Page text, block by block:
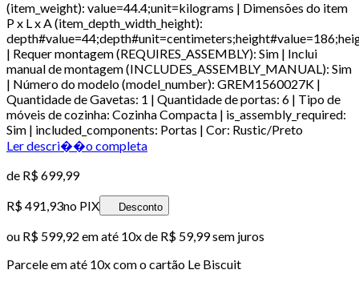
(item_weight): value=44.4;unit=kilograms | Dimensões do item
P x L x A (item_depth_width_height):
| Requer montagem (REQUIRES_ASSEMBLY): Sim | Inclui
manual de montagem (INCLUDES_ASSEMBLY_MANUAL): Sim
| Número do modelo (model_number): GREM1560027K |
Quantidade de Gavetas: 1 | Quantidade de portas: 6 | Tipo de
móveis de cozinha: Cozinha Compacta | is_assembly_required:
Sim | included_components: Portas | Cor: Rustic/Preto
Ler descri��o completa
de R$ 699,99
R$ 491,93no PIX Desconto
ou R$ 599,92 em até 10x de R$ 59,99 sem juros
Parcele em até 10x com o cartão Le Biscuit